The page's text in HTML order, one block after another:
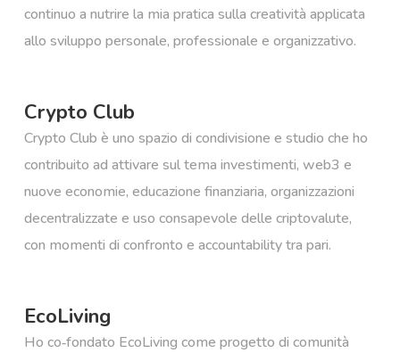
continuo a nutrire la mia pratica sulla creatività applicata
allo sviluppo personale, professionale e organizzativo.
Crypto Club
Crypto Club è uno spazio di condivisione e studio che ho
contribuito ad attivare sul tema investimenti, web3 e
nuove economie, educazione finanziaria, organizzazioni
decentralizzate e uso consapevole delle criptovalute,
con momenti di confronto e accountability tra pari.
EcoLiving
Ho co‑fondato EcoLiving come progetto di comunità